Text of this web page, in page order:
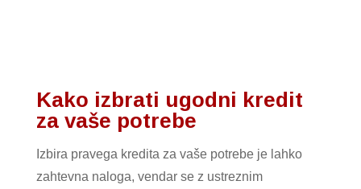
Kako izbrati ugodni kredit
za vaše potrebe
Izbira pravega kredita za vaše potrebe je lahko
zahtevna naloga, vendar se z ustreznim